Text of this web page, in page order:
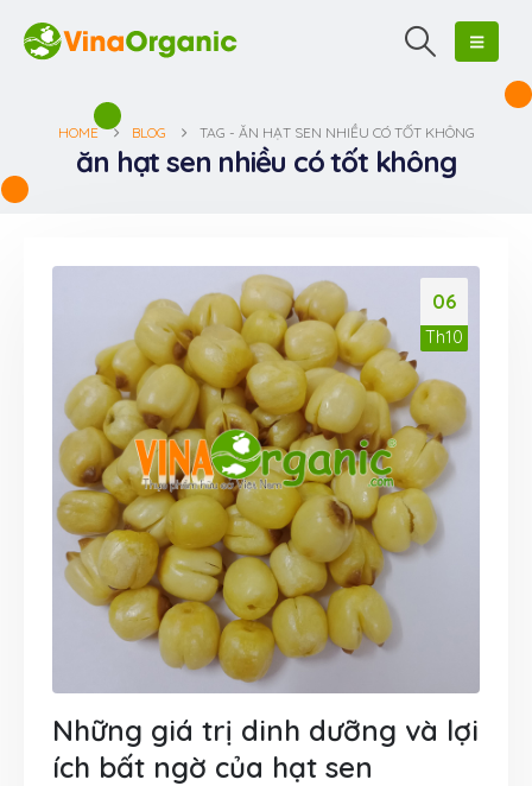
HOME BLOG TAG - ĂN HẠT SEN NHIỀU CÓ TỐT KHÔNG
ăn hạt sen nhiều có tốt không
06
Th10
Những giá trị dinh dưỡng và lợi
ích bất ngờ của hạt sen